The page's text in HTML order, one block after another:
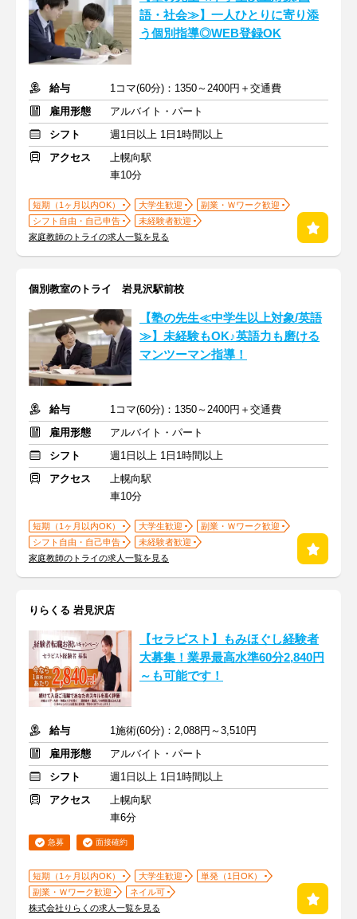
語・社会≫】一人ひとりに寄り添
う個別指導◎WEB登録OK
給与
1コマ(60分)：1350～2400円＋交通費
雇用形態
アルバイト・パート
シフト
週1日以上 1日1時間以上
アクセス
上幌向駅
車10分
短期（1ヶ月以内OK） 大学生歓迎
副業・Ｗワーク歓迎
シフト自由・自己申告
未経験者歓迎
家庭教師のトライの求人一覧を見る
個別教室のトライ 岩見沢駅前校
【塾の先生≪中学生以上対象/英語
≫】未経験もOK♪英語力も磨ける
マンツーマン指導！
給与
1コマ(60分)：1350～2400円＋交通費
雇用形態
アルバイト・パート
シフト
週1日以上 1日1時間以上
アクセス
上幌向駅
車10分
短期（1ヶ月以内OK） 大学生歓迎
副業・Ｗワーク歓迎
シフト自由・自己申告
未経験者歓迎
家庭教師のトライの求人一覧を見る
りらくる 岩見沢店
【セラピスト】もみほぐし経験者
大募集！業界最高水準60分2,840円
～も可能です！
給与
1施術(60分)：2,088円～3,510円
雇用形態
アルバイト・パート
シフト
週1日以上 1日1時間以上
アクセス
上幌向駅
車6分
急募 面接確約
短期（1ヶ月以内OK） 大学生歓迎
単発（1日OK）
副業・Ｗワーク歓迎
ネイル可
株式会社りらくの求人一覧を見る